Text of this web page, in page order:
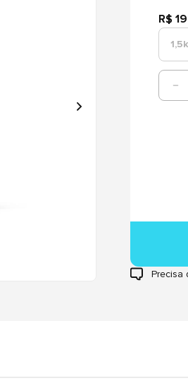
R$
Precisa